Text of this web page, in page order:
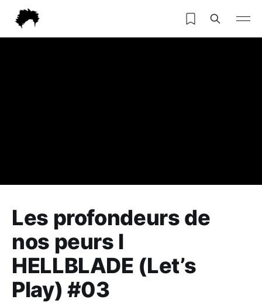
Les profondeurs de
nos peurs l
HELLBLADE (Let’s
Play) #03